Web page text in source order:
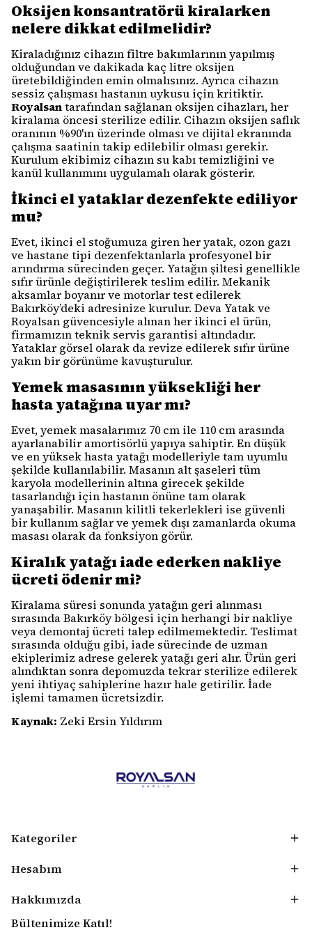
Oksijen konsantratörü kiralarken
nelere dikkat edilmelidir?
Kiraladığınız cihazın filtre bakımlarının yapılmış
olduğundan ve dakikada kaç litre oksijen
üretebildiğinden emin olmalısınız. Ayrıca cihazın
sessiz çalışması hastanın uykusu için kritiktir.
Royalsantarafından sağlanan oksijen cihazları, her
kiralama öncesi sterilize edilir. Cihazın oksijen saflık
oranının %90'ın üzerinde olması ve dijital ekranında
çalışma saatinin takip edilebilir olması gerekir.
Kurulum ekibimiz cihazın su kabı temizliğini ve
kanül kullanımını uygulamalı olarak gösterir.
İkinci el yataklar dezenfekte ediliyor
mu?
Evet, ikinci el stoğumuza giren her yatak, ozon gazı
ve hastane tipi dezenfektanlarla profesyonel bir
arındırma sürecinden geçer. Yatağın şiltesi genellikle
sıfır ürünle değiştirilerek teslim edilir. Mekanik
aksamlar boyanır ve motorlar test edilerek
Bakırköy’deki adresinize kurulur. Deva Yatak ve
Royalsan güvencesiyle alınan her ikinci el ürün,
firmamızın teknik servis garantisi altındadır.
Yataklar görsel olarak da revize edilerek sıfır ürüne
yakın bir görünüme kavuşturulur.
Yemek masasının yüksekliği her
hasta yatağına uyar mı?
Evet, yemek masalarımız 70 cm ile 110 cm arasında
ayarlanabilir amortisörlü yapıya sahiptir. En düşük
ve en yüksek hasta yatağı modelleriyle tam uyumlu
şekilde kullanılabilir. Masanın alt şaseleri tüm
karyola modellerinin altına girecek şekilde
tasarlandığı için hastanın önüne tam olarak
yanaşabilir. Masanın kilitli tekerlekleri ise güvenli
bir kullanım sağlar ve yemek dışı zamanlarda okuma
masası olarak da fonksiyon görür.
Kiralık yatağı iade ederken nakliye
ücreti ödenir mi?
Kiralama süresi sonunda yatağın geri alınması
sırasında Bakırköy bölgesi için herhangi bir nakliye
veya demontaj ücreti talep edilmemektedir. Teslimat
sırasında olduğu gibi, iade sürecinde de uzman
ekiplerimiz adrese gelerek yatağı geri alır. Ürün geri
alındıktan sonra depomuzda tekrar sterilize edilerek
yeni ihtiyaç sahiplerine hazır hale getirilir. İade
işlemi tamamen ücretsizdir.
Kaynak: Zeki Ersin Yıldırım
Kategoriler
Hesabım
Hakkımızda
Bültenimize Katıl!